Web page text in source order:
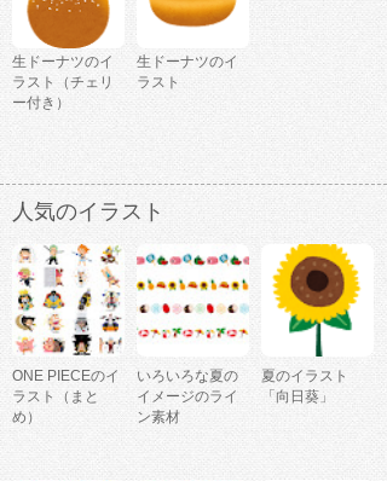
生ドーナツのイ
ラスト（チェリ
ー付き）
生ドーナツのイ
ラスト
人気のイラスト
ONE PIECEのイ
ラスト（まと
め）
いろいろな夏の
イメージのライ
ン素材
夏のイラスト
「向日葵」